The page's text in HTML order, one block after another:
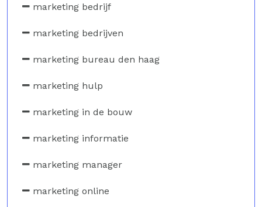
marketing bedrijf
marketing bedrijven
marketing bureau den haag
marketing hulp
marketing in de bouw
marketing informatie
marketing manager
marketing online